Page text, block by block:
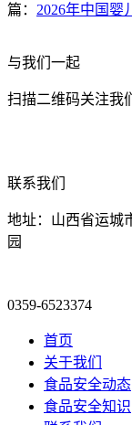
篇： 2026年中国婴
与我们一起
扫描二维码关注我们
联系我们
地址：山西省运城
园
0359-6523374
首页
关于我们
食品安全动态
食品安全知识